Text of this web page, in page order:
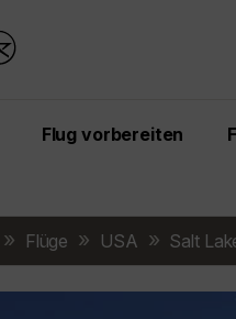
Flug vorbereiten
Flüge USA Salt